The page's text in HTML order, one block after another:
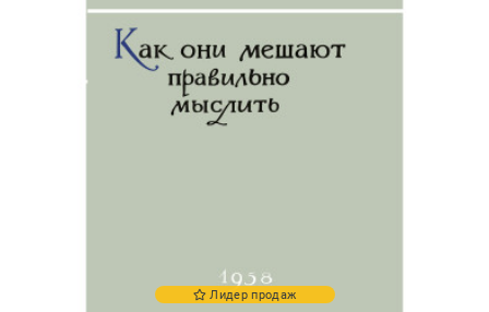
Лидер продаж